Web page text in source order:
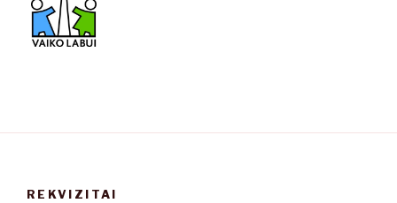
REKVIZITAI